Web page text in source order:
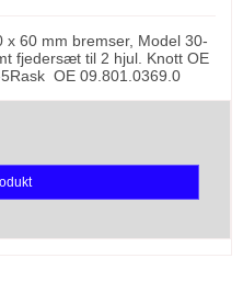
60 mm bremser, Model 30-
fjedersæt til 2 hjul. Knott OE
OE 09.801.0369.0